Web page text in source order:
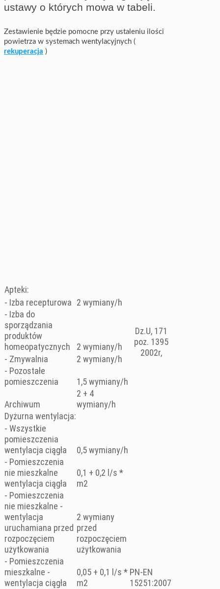
ustawy o których mowa w tabeli.
Zestawienie będzie pomocne przy ustaleniu ilości
powietrza w systemach wentylacyjnych (
rekuperacja )
Apteki:
- Izba recepturowa 2 wymiany/h
Dz.U, 171
poz. 1395
2002r,
- Izba do
sporządzania
produktów
homeopatycznych
2 wymiany/h
- Zmywalnia
2 wymiany/h
- Pozostałe
pomieszczenia
1,5 wymiany/h
Archiwum
2 + 4
wymiany/h
Dyżurna wentylacja:
- Wszystkie
pomieszczenia
wentylacja ciągła
0,5 wymiany/h
- Pomieszczenia
nie mieszkalne
wentylacja ciągła
0,1 + 0,2 l/s *
m2
PN-EN
15251:2007
- Pomieszczenia
nie mieszkalne -
wentylacja
uruchamiana przed
rozpoczęciem
użytkowania
2 wymiany
przed
rozpoczęciem
użytkowania
- Pomieszczenia
mieszkalne -
wentylacja ciągła
0,05 + 0,1 l/s *
m2